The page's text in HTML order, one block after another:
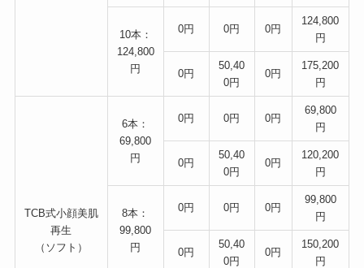
10本：
124,800
円
0円 0円 0円
124,800
円
0円
50,40
0円
0円
175,200
円
TCB式小顔美肌
再生
（ソフト）
6本：
69,800
円
0円 0円 0円
69,800
円
0円
50,40
0円
0円
120,200
円
8本：
99,800
円
0円 0円 0円
99,800
円
0円
50,40
0円
0円
150,200
円